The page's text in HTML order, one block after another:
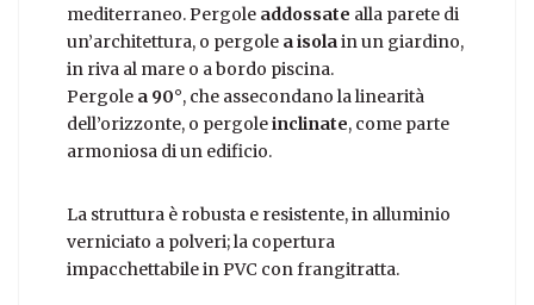
mediterraneo. Pergole addossate alla parete di
un’architettura, o pergole a isolain un giardino,
in riva al mare o a bordo piscina.
Pergole a 90°, che assecondano la linearità
dell’orizzonte, o pergoleinclinate, come parte
armoniosa di un edificio.
La struttura è robusta e resistente, in alluminio
verniciato a polveri; la copertura
impacchettabile in PVC con frangitratta.